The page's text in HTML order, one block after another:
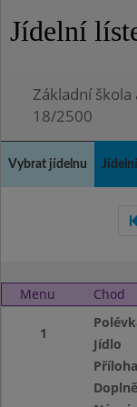
Jídelní
Základní
18/2500
Vybrat jídelnu
Menu Chod
1
Jídlo
Příloha